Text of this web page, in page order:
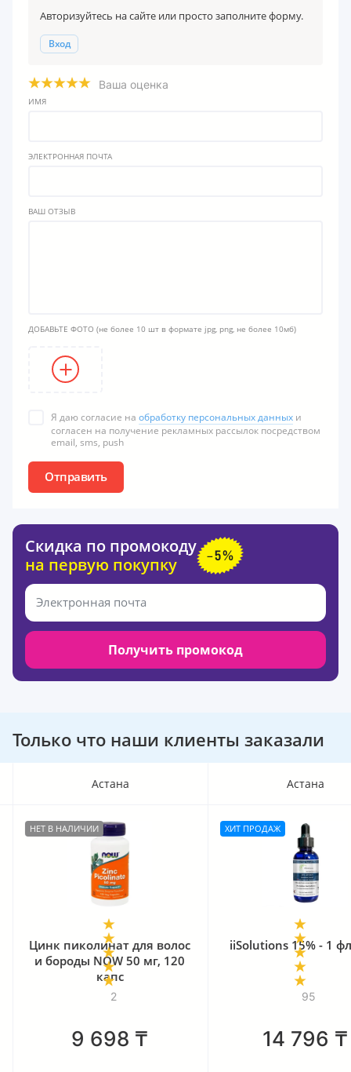
Авторизуйтесь на сайте или просто заполните форму.
Вход
Ваша оценка
ИМЯ
ЭЛЕКТРОННАЯ ПОЧТА
ВАШ ОТЗЫВ
ДОБАВЬТЕ ФОТО (не более 10 шт в формате jpg, png, не более 10мб)
Я даю согласие на обработку персональных данных и
согласен на получение рекламных рассылок посредством
email, sms, push
Отправить
Скидка по промокоду
на первую покупку
Получить промокод
Только что наши клиенты заказали
Астана
НЕТ В НАЛИЧИИ
2
Цинк пиколинат для волос
и бороды NOW 50 мг, 120
капс
9 698 ₸
Астана
ХИТ ПРОДАЖ
95
iiSolutions 15% - 1
14 796 ₸